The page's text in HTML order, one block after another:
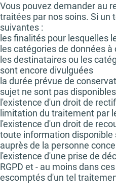
Vous pouvez demander au
traitées par nos soins. Si
suivantes :
les finalités pour lesquelles
les catégories de données
les destinataires ou les
sont encore divulguées
la durée prévue de
sujet ne sont pas
l'existence d'un droit de
limitation du traitement par
l'existence d'un droit de
toute information disponible
auprès de la personne
l'existence d'une prise de
RGPD et - au moins dans
escomptés d'un tel